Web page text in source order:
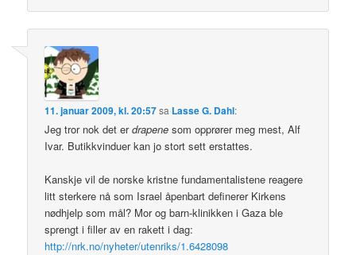
11. januar 2009, kl. 20:57sa Lasse G. Dahl:
Jeg tror nok det erdrapene som opprører meg mest, Alf
Ivar. Butikkvinduer kan jo stort sett erstattes.
Kanskje vil de norske kristne fundamentalistene reagere
litt sterkere nå som Israel åpenbart definerer Kirkens
nødhjelp som mål? Mor og barn-klinikken i Gaza ble
sprengt i filler av en rakett i dag:
http://nrk.no/nyheter/utenriks/1.6428098